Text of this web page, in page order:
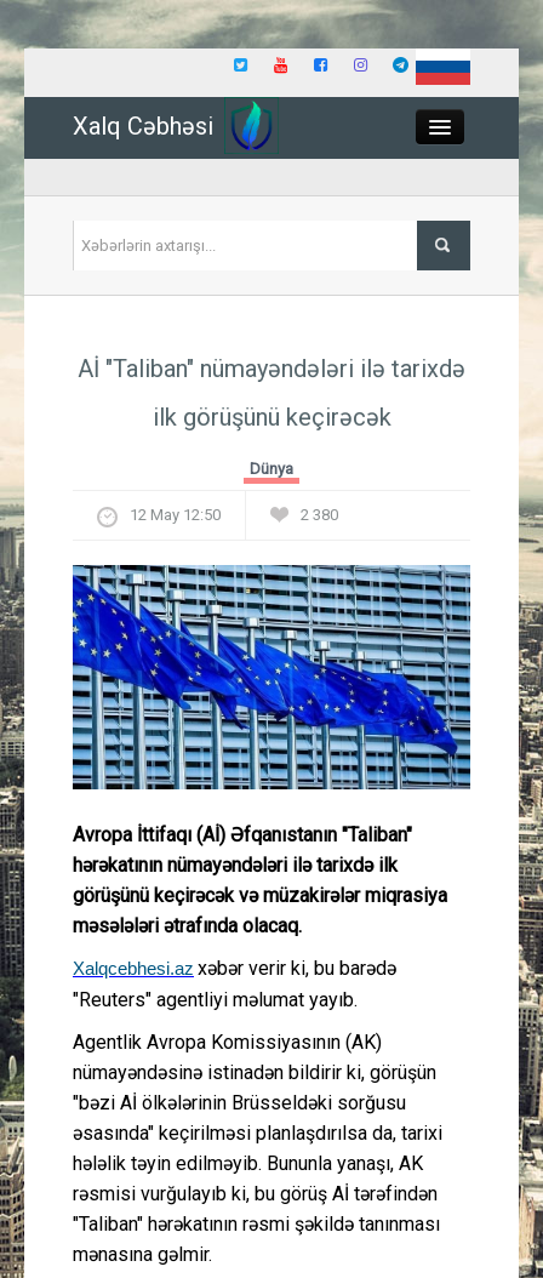
Xalq Cəbhəsi
İqtisadiyyat
Güney Azərbaycan
Mədəniyyət
Müsahibə
İdman
Peşə etikası
Əlaqə
Aİ "Taliban" nümayəndələri ilə tarixdə
ilk görüşünü keçirəcək
Dünya
12 May 12:50 2 380
Avropa İttifaqı (Aİ) Əfqanıstanın "Taliban"
hərəkatının nümayəndələri ilə tarixdə ilk
görüşünü keçirəcək və müzakirələr miqrasiya
məsələləri ətrafında olacaq.
Xalqcebhesi.az xəbər verir ki, bu barədə
"Reuters" agentliyi məlumat yayıb.
Agentlik Avropa Komissiyasının (AK)
nümayəndəsinə istinadən bildirir ki, görüşün
"bəzi Aİ ölkələrinin Brüsseldəki sorğusu
əsasında" keçirilməsi planlaşdırılsa da, tarixi
hələlik təyin edilməyib. Bununla yanaşı, AK
rəsmisi vurğulayıb ki, bu görüş Aİ tərəfindən
"Taliban" hərəkatının rəsmi şəkildə tanınması
mənasına gəlmir.